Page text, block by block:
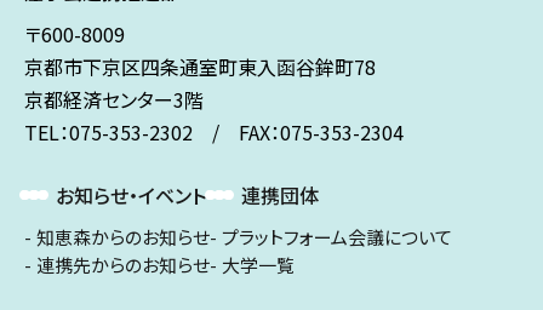
〒600-8009
京都市下京区四条通室町東入函谷鉾町78
京都経済センター3階
TEL：075-353-2302 / FAX：075-353-2304
お知らせ・イベント
知恵森からのお知らせ
連携先からのお知らせ
連携団体
プラットフォーム会議について
大学一覧